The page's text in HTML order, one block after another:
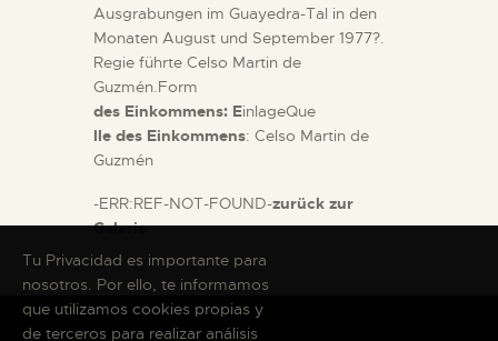
Ausgrabungen im Guayedra-Tal in den
Monaten August und September 1977?.
Regie führte Celso Martin de
Guzmén.Form
des Einkommens: EinlageQue
lle des Einkommens: Celso Martin de
Guzmén
-ERR:REF-NOT-FOUND-zurück zur
Galerie
Tu Privacidad es importante para
nosotros. Por ello, te informamos
que utilizamos cookies propias y
de terceros para realizar análisis